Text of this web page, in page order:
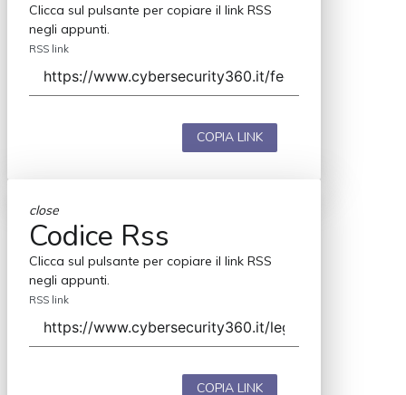
Clicca sul pulsante per copiare il link RSS
negli appunti.
RSS link
COPIA LINK
close
Codice Rss
Clicca sul pulsante per copiare il link RSS
negli appunti.
RSS link
COPIA LINK